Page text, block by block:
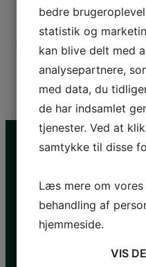
Salg og montering/
motorcykeldæk og
Kontakt os
Tlf.:+45 55 99 10 80
+45 26 29 04
bedre
statistik og
kan blive delt med
analysepartnere,
med data, du
de har indsamlet
tjenester. Ved at
samtykke til disse
Læs mere om
behandling af
hjemmeside.
VIS